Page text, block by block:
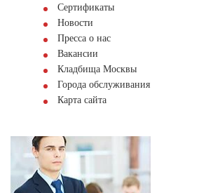
Сертификаты
Новости
Пресса о нас
Вакансии
Кладбища Москвы
Города обслуживания
Карта сайта